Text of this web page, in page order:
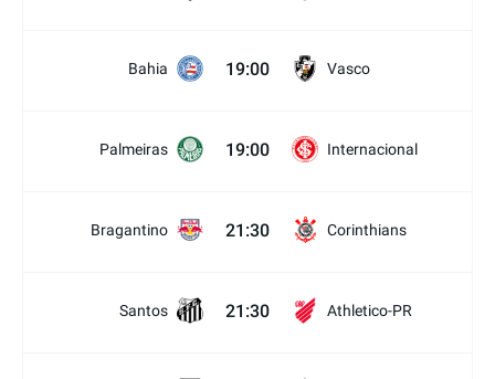
Bahia 19:00 Vasco
Palmeiras 19:00 Internacional
Bragantino 21:30 Corinthians
Santos 21:30 Athletico-PR